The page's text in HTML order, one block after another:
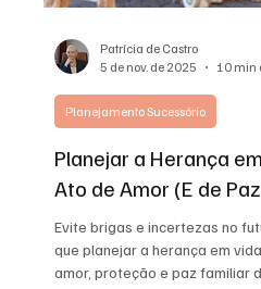
Planejar a Herança
Ato de Amor (E de
Evite brigas e incertezas no
que planejar a herança em
amor, proteção e paz familiar
Planejamento Sucessório
Patrícia de Castro
5 de nov. de 2025
10 min